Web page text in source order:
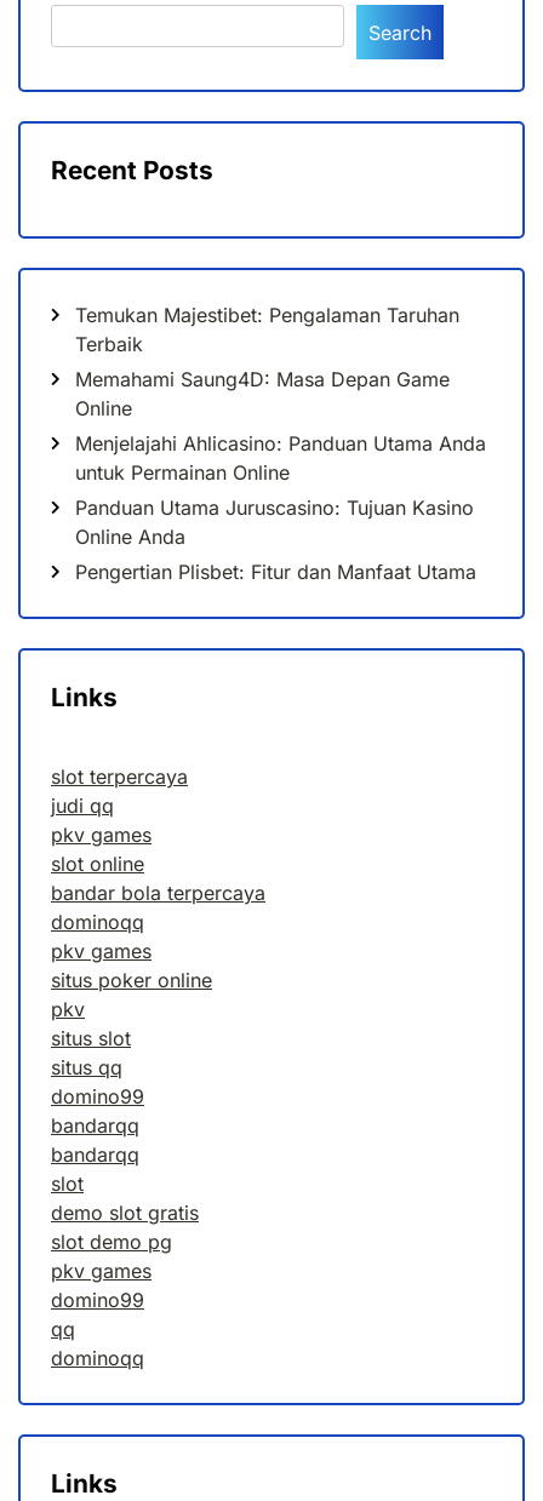
Search
Recent Posts
Temukan Majestibet: Pengalaman Taruhan
Terbaik
Memahami Saung4D: Masa Depan Game
Online
Menjelajahi Ahlicasino: Panduan Utama Anda
untuk Permainan Online
Panduan Utama Juruscasino: Tujuan Kasino
Online Anda
Pengertian Plisbet: Fitur dan Manfaat Utama
Links
slot terpercaya
judi qq
pkv games
slot online
bandar bola terpercaya
dominoqq
pkv games
situs poker online
pkv
situs slot
situs qq
domino99
bandarqq
bandarqq
slot
demo slot gratis
slot demo pg
pkv games
domino99
qq
dominoqq
Links